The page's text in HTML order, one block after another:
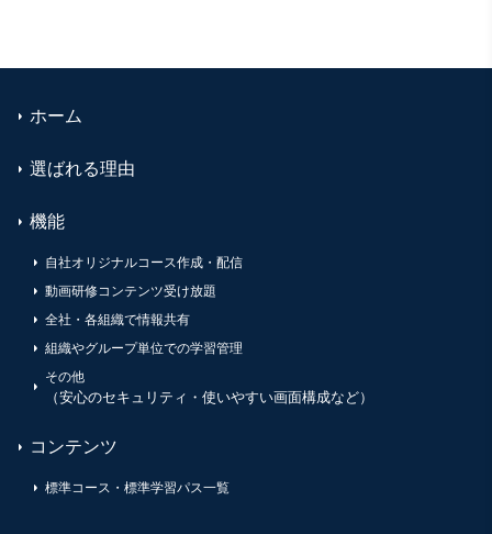
ホーム
選ばれる理由
機能
自社オリジナルコース作成・配信
動画研修コンテンツ受け放題
全社・各組織で情報共有
組織やグループ単位での学習管理
その他
（安心のセキュリティ・使いやすい画面構成など）
コンテンツ
標準コース・標準学習パス一覧